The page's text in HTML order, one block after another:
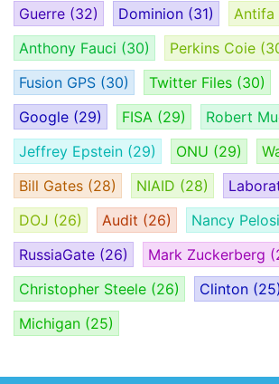
Guerre (32) Dominion (31) Antifa
Anthony Fauci (30) Perkins Coie
Fusion GPS (30) Twitter Files (30)
Google (29) FISA (29) Robert
Jeffrey Epstein (29) ONU (29)
Bill Gates (28) NIAID (28)
DOJ (26) Audit (26) Nancy Pelosi
RussiaGate (26) Mark Zuckerberg
Christopher Steele (26) Clinton (25)
Michigan (25)